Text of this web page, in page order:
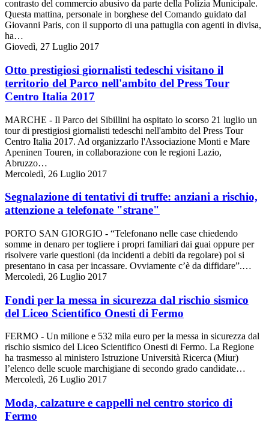
contrasto del commercio abusivo da parte della Polizia Municipale.
Questa mattina, personale in borghese del Comando guidato dal
Giovanni Paris, con il supporto di una pattuglia con agenti in divisa,
ha…
Giovedì, 27 Luglio 2017
Otto prestigiosi giornalisti tedeschi visitano il
territorio del Parco nell'ambito del Press Tour
Centro Italia 2017
MARCHE - Il Parco dei Sibillini ha ospitato lo scorso 21 luglio un
tour di prestigiosi giornalisti tedeschi nell'ambito del Press Tour
Centro Italia 2017. Ad organizzarlo l'Associazione Monti e Mare
Apeninen Touren, in collaborazione con le regioni Lazio,
Abruzzo…
Mercoledì, 26 Luglio 2017
Segnalazione di tentativi di truffe: anziani a rischio,
attenzione a telefonate "strane"
PORTO SAN GIORGIO - “Telefonano nelle case chiedendo
somme in denaro per togliere i propri familiari dai guai oppure per
risolvere varie questioni (da incidenti a debiti da regolare) poi si
presentano in casa per incassare. Ovviamente c’è da diffidare”.…
Mercoledì, 26 Luglio 2017
Fondi per la messa in sicurezza dal rischio sismico
del Liceo Scientifico Onesti di Fermo
FERMO - Un milione e 532 mila euro per la messa in sicurezza dal
rischio sismico del Liceo Scientifico Onesti di Fermo. La Regione
ha trasmesso al ministero Istruzione Università Ricerca (Miur)
l’elenco delle scuole marchigiane di secondo grado candidate…
Mercoledì, 26 Luglio 2017
Moda, calzature e cappelli nel centro storico di
Fermo